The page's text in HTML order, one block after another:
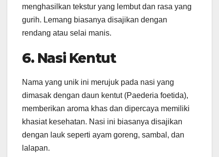
menghasilkan tekstur yang lembut dan rasa yang
gurih. Lemang biasanya disajikan dengan
rendang atau selai manis.
6. Nasi Kentut
Nama yang unik ini merujuk pada nasi yang
dimasak dengan daun kentut (Paederia foetida),
memberikan aroma khas dan dipercaya memiliki
khasiat kesehatan. Nasi ini biasanya disajikan
dengan lauk seperti ayam goreng, sambal, dan
lalapan. ​